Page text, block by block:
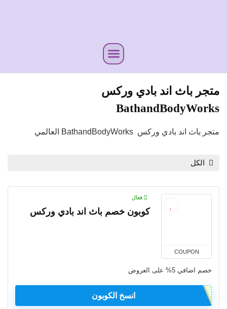
متجر باث اند بادي وركس
BathandBodyWorks
متجر باث اند بادي وركس BathandBodyWorks العالمي
الكل
COUPON
فعال
كوبون خصم باث اند بادي وركس
خصم اضافي 5% على العروض
انسخ الكوبون